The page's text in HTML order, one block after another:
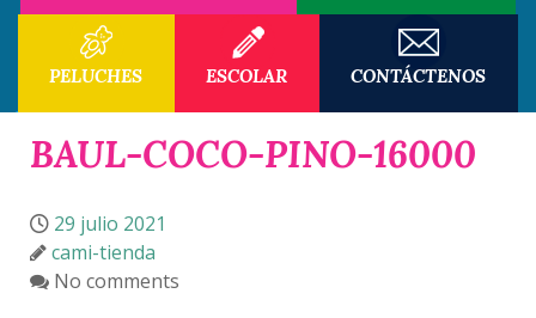
PELUCHES ESCOLAR CONTÁCTENOS
BAUL-COCO-PINO-16000
29 julio 2021
cami-tienda
No comments